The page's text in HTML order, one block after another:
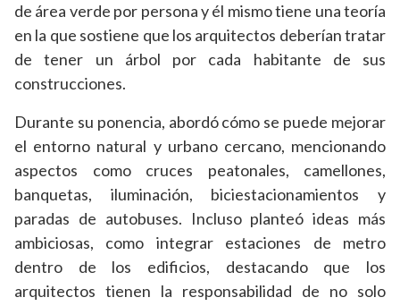
de área verde por persona y él mismo tiene una teoría
en la que sostiene que los arquitectos deberían tratar
de tener un árbol por cada habitante de sus
construcciones.
Durante su ponencia, abordó cómo se puede mejorar
el entorno natural y urbano cercano, mencionando
aspectos como cruces peatonales, camellones,
banquetas, iluminación, biciestacionamientos y
paradas de autobuses. Incluso planteó ideas más
ambiciosas, como integrar estaciones de metro
dentro de los edificios, destacando que los
arquitectos tienen la responsabilidad de no solo